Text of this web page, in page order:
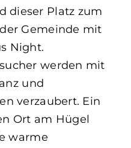
dieser Platz zum
Gemeinde mit
Night.
werden mit
und
verzaubert. Ein
Ort am Hügel
warme